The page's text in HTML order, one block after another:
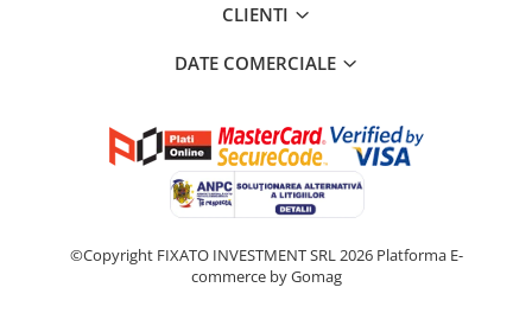
CLIENTI
DATE COMERCIALE
©Copyright FIXATO INVESTMENT SRL 2026 Platforma E-
commerce by Gomag